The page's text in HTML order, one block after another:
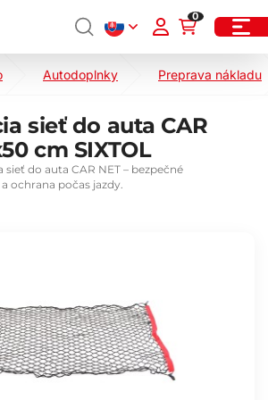
0
Autodoplnky Preprava nákladu
sieť do auta CAR
cm SIXTOL
do auta CAR NET – bezpečné
ochrana počas jazdy.